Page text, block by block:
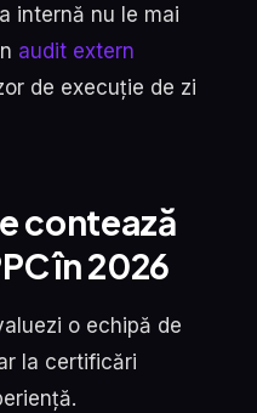
internă nu le mai
audit extern
de execuție de zi
contează
în 2026
o echipă de
la certificări